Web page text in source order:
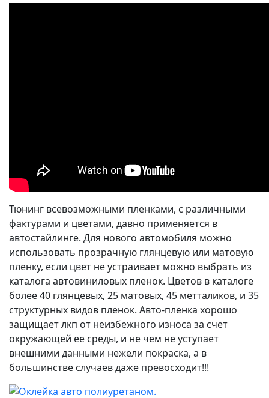
Тюнинг всевозможными пленками, с различными
фактурами и цветами, давно применяется в
автостайлинге. Для нового автомобиля можно
использовать прозрачную глянцевую или матовую
пленку, если цвет не устраивает можно выбрать из
каталога автовиниловых пленок. Цветов в каталоге
более 40 глянцевых, 25 матовых, 45 метталиков, и 35
структурных видов пленок. Авто-пленка хорошо
защищает лкп от неизбежного износа за счет
окружающей ее среды, и не чем не уступает
внешними данными нежели покраска, а в
большинстве случаев даже превосходит!!!